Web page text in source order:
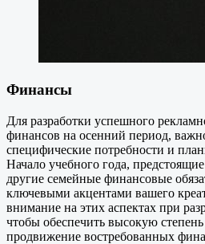
Финансы
Для разработки успешного
финансов на осенний период,
специфические потребности и
Начало учебного года,
другие семейные финансовые
ключевыми акцентами вашего
внимание на этих аспектах при
чтобы обеспечить высокую
продвижение востребованных